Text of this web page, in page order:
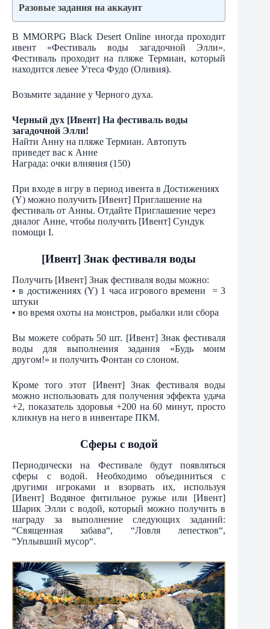
Разовые задания на аккаунт
В MMORPG Black Desert Online иногда проходит
ивент «Фестиваль воды загадочной Элли».
Фестиваль проходит на пляже Термиан, который
находится левее Утеса Фудо (Оливия).
Возьмите задание у Черного духа.
Черный дух [Ивент] На фестиваль воды
загадочной Элли!
Найти Анну на пляже Термиан. Автопуть
приведет вас к Анне
Награда: очки влияния (150)
При входе в игру в период ивента в Достижениях
(Y) можно получить [Ивент] Приглашение на
фестиваль от Анны. Отдайте Приглашение через
диалог Анне, чтобы получить [Ивент] Сундук
помощи I.
[Ивент] Знак фестиваля воды
Получить [Ивент] Знак фестиваля воды можно:
• в достижениях (Y) 1 часа игрового времени = 3
штуки
• во время охоты на монстров, рыбалки или сбора
Вы можете собрать 50 шт. [Ивент] Знак фестиваля
воды для выполнения задания «Будь моим
другом!» и получить Фонтан со слоном.
Кроме того этот [Ивент] Знак фестиваля воды
можно использовать для получения эффекта удача
+2, показатель здоровья +200 на 60 минут, просто
кликнув на него в инвентаре ПКМ.
Сферы с водой
Периодически на Фестивале будут появляться
сферы с водой. Необходимо объединиться с
другими игроками и взорвать их, используя
[Ивент] Водяное фитильное ружье или [Ивент]
Шарик Элли с водой, который можно получить в
награду за выполнение следующих заданий:
“Священная забава“, “Ловля лепестков“,
“Уплывший мусор“.